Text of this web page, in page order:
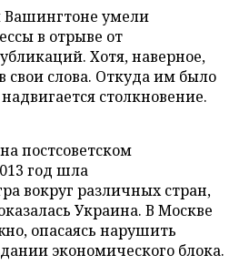
Вашингтоне умели
в отрыве от
Хотя, наверное,
слова. Откуда им было
столкновение.
постсоветском
год шла
вокруг различных стран,
Украина. В Москве
опасаясь нарушить
экономического блока.